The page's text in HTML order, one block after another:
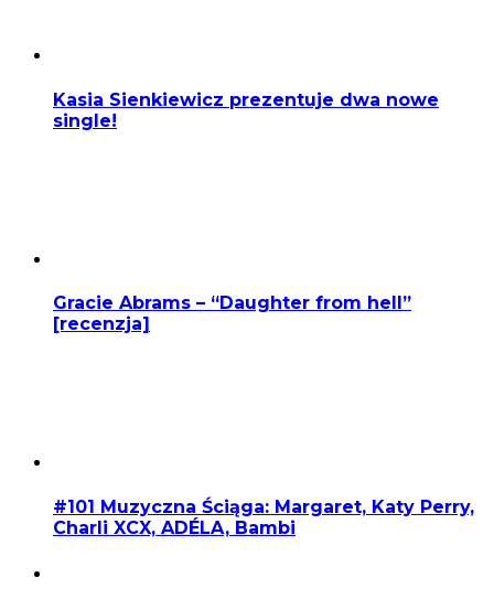
Kasia Sienkiewicz prezentuje dwa nowe
single!
Gracie Abrams – “Daughter from hell”
[recenzja]
#101 Muzyczna Ściąga: Margaret, Katy Perry,
Charli XCX, ADÉLA, Bambi